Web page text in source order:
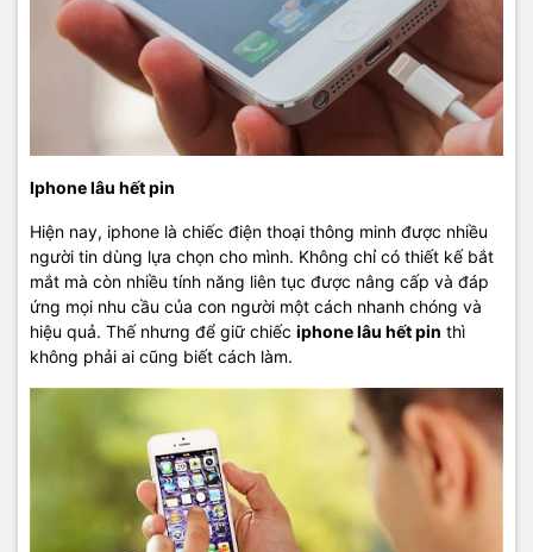
Iphone lâu hết pin
Hiện nay, iphone là chiếc điện thoại thông minh được nhiều
người tin dùng lựa chọn cho mình. Không chỉ có thiết kế bắt
mắt mà còn nhiều tính năng liên tục được nâng cấp và đáp
ứng mọi nhu cầu của con người một cách nhanh chóng và
hiệu quả. Thế nhưng để giữ chiếc iphone lâu hết pin thì
không phải ai cũng biết cách làm.